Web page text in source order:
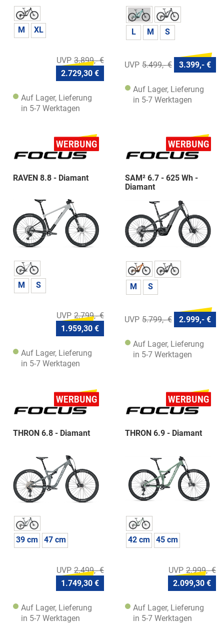
M XL
3.899,- €
2.729,30 €
Auf Lager, Lieferung
in 5-7 Werktagen
L M S
5.499,- € 3.399,- €
Auf Lager, Lieferung
in 5-7 Werktagen
RAVEN 8.8 - Diamant
M S
2.799,- €
1.959,30 €
Auf Lager, Lieferung
in 5-7 Werktagen
SAM² 6.7 - 625 Wh -
Diamant
M S
5.799,- € 2.999,- €
Auf Lager, Lieferung
in 5-7 Werktagen
THRON 6.8 - Diamant
39 cm 47 cm
2.499,- €
1.749,30 €
Auf Lager, Lieferung
in 5-7 Werktagen
THRON 6.9 - Diamant
42 cm 45 cm
2.999,- €
2.099,30 €
Auf Lager, Lieferung
in 5-7 Werktagen